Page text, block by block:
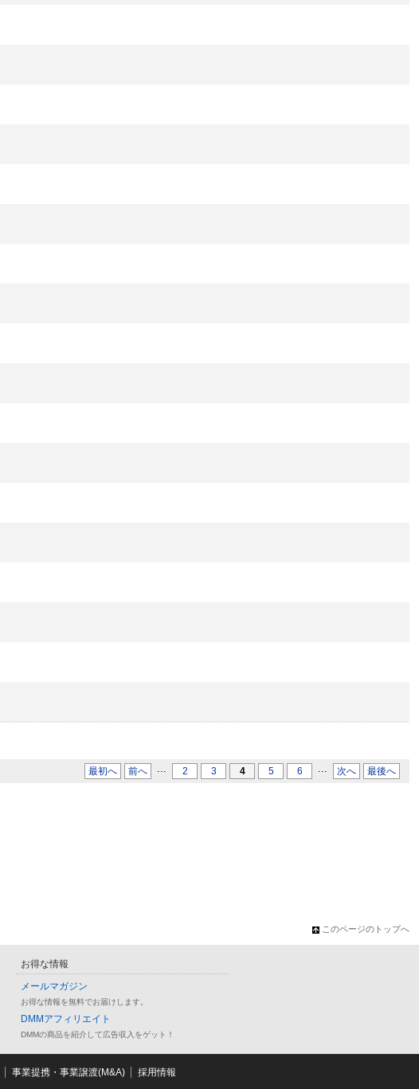
最初へ 前へ ... 2 3 4 5 6 ... 次へ 最後へ
このページのトップへ
お得な情報
メールマガジン
お得な情報を無料でお届けします。
DMMアフィリエイト
DMMの商品を紹介して広告収入をゲット！
事業提携・事業譲渡(M&A) 採用情報